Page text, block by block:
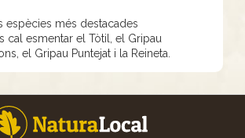
espècies més destacades
cal esmentar el Tòtil, el Gripau
el Gripau Puntejat i la Reineta.